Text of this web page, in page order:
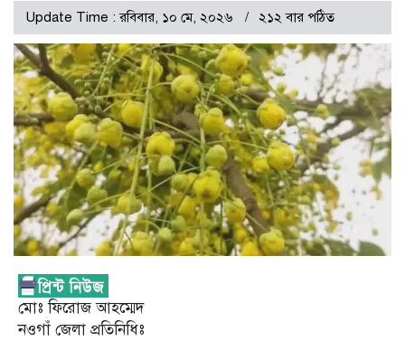
Update Time : রবিবার, ১০ মে, ২০২৬ ২১২ বার পঠিত
মোঃ ফিরোজ আহম্মেদ
নওগাঁ জেলা প্রতিনিধিঃ